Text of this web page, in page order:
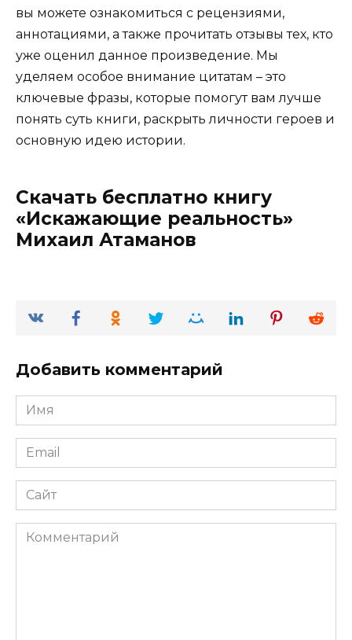
вы можете ознакомиться с рецензиями,
аннотациями, а также прочитать отзывы тех, кто
уже оценил данное произведение. Мы
уделяем особое внимание цитатам – это
ключевые фразы, которые помогут вам лучше
понять суть книги, раскрыть личности героев и
основную идею истории.
Скачать бесплатно книгу
«Искажающие реальность»
Михаил Атаманов
Добавить комментарий
Имя
*
Email
*
Сайт
Комментарий